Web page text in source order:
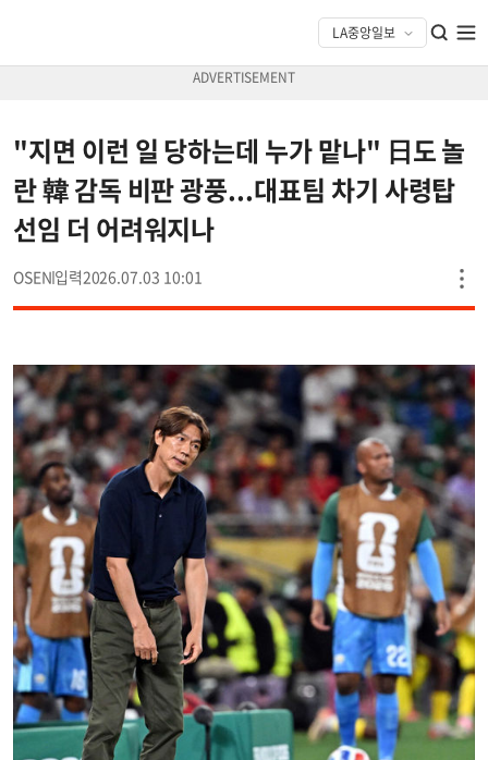
"지면 이런 일 당하는데 누가 맡나" 日도 놀
란 韓 감독 비판 광풍...대표팀 차기 사령탑
선임 더 어려워지나
OSEN 2026.07.03 10:01